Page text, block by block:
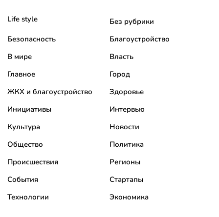
Life style
Без рубрики
Безопасность
Благоустройство
В мире
Власть
Главное
Город
ЖКХ и благоустройство
Здоровье
Инициативы
Интервью
Культура
Новости
Общество
Политика
Происшествия
Регионы
События
Стартапы
Технологии
Экономика